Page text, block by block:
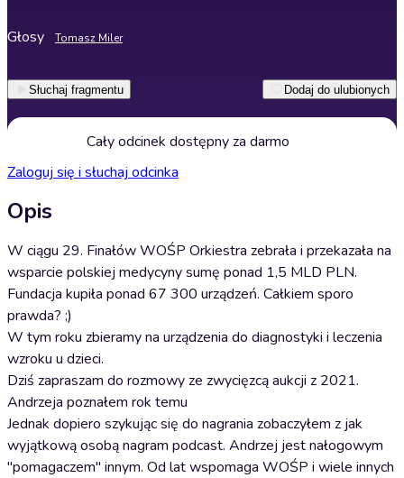
Głosy Tomasz Miler
Słuchaj fragmentu Dodaj do ulubionych
Cały odcinek dostępny za darmo
Zaloguj się i słuchaj odcinka
Opis
W ciągu 29. Finałów WOŚP Orkiestra zebrała i przekazała na
wsparcie polskiej medycyny sumę ponad 1,5 MLD PLN.
Fundacja kupiła ponad 67 300 urządzeń. Całkiem sporo
prawda? ;)
W tym roku zbieramy na urządzenia do diagnostyki i leczenia
wzroku u dzieci.
Dziś zapraszam do rozmowy ze zwycięzcą aukcji z 2021.
Andrzeja poznałem rok temu
Jednak dopiero szykując się do nagrania zobaczyłem z jak
wyjątkową osobą nagram podcast. Andrzej jest nałogowym
"pomagaczem" innym. Od lat wspomaga WOŚP i wiele innych